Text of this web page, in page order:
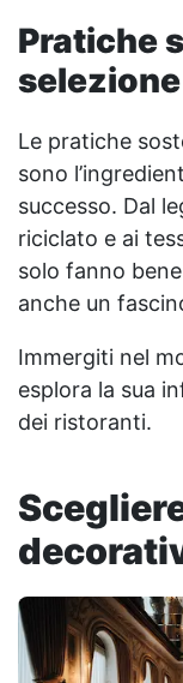
Pratiche
Le pratiche
sono
successo. Dal
riciclato e ai
solo fanno
anche un
Immergiti nel
esplora la sua
dei ristoranti.